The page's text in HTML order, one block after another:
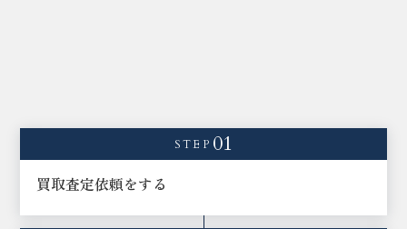
STEP 01
買取査定依頼をする